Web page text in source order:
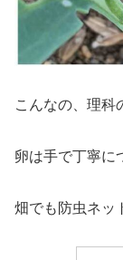
こんなの、理科
卵は手で丁寧に
畑でも防虫ネッ